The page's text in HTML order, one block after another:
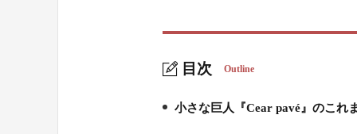
目次 Outline
小さな巨人『Cear pavé』のこれ